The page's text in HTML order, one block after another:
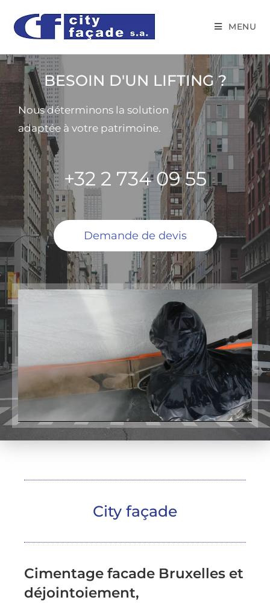
MENU
BESOIN D'UN LIFTING ?
Nous déterminons la solution
adaptée à votre patrimoine.
+32 2 734 09 55
Demande de devis
City façade
Cimentage facade Bruxelles et
déjointoiement,